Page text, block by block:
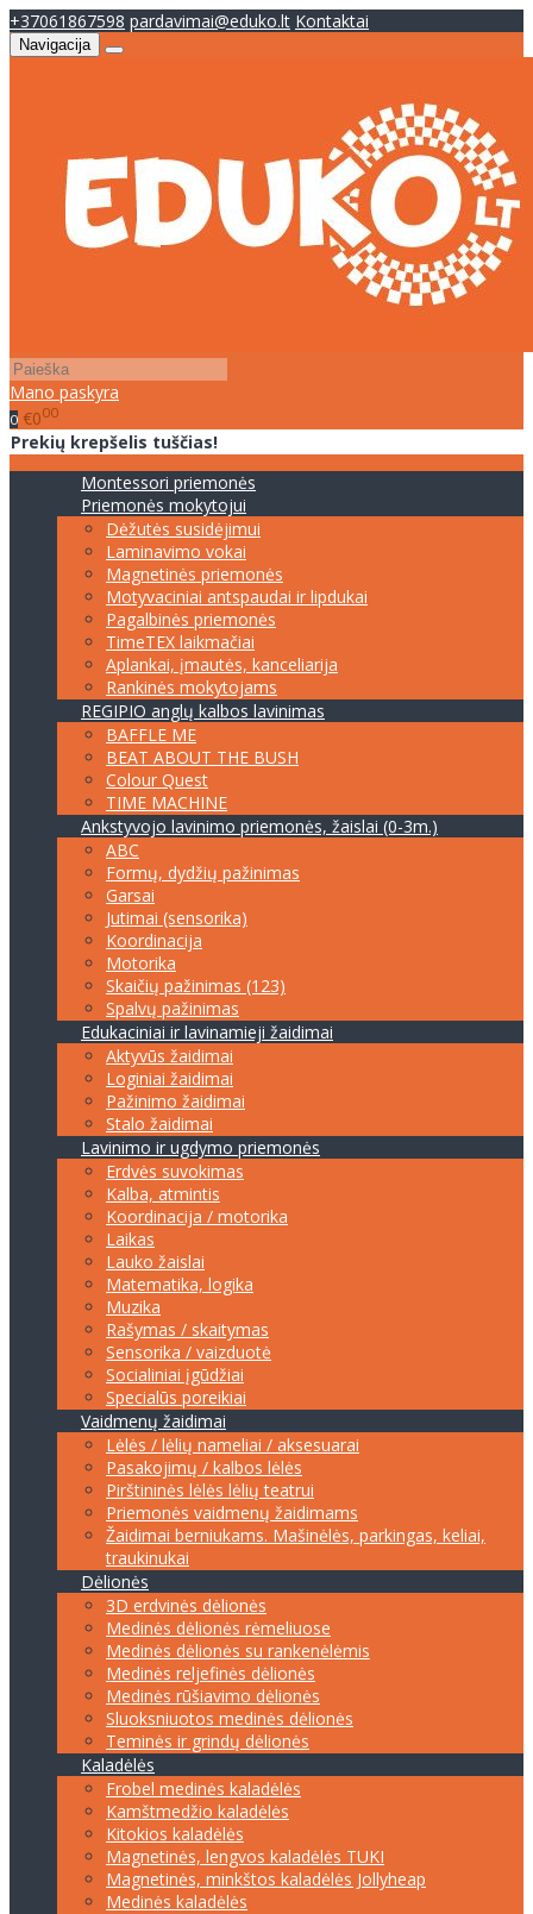
+37061867598 pardavimai@eduko.lt Kontaktai
Navigacija
Mano paskyra
0 €000
Prekių krepšelis tuščias!
Montessori priemonės
Priemonės mokytojui
Dėžutės susidėjimui
Laminavimo vokai
Magnetinės priemonės
Motyvaciniai antspaudai ir lipdukai
Pagalbinės priemonės
TimeTEX laikmačiai
Aplankai, įmautės, kanceliarija
Rankinės mokytojams
REGIPIO anglų kalbos lavinimas
BAFFLE ME
BEAT ABOUT THE BUSH
Colour Quest
TIME MACHINE
Ankstyvojo lavinimo priemonės, žaislai (0-3m.)
ABC
Formų, dydžių pažinimas
Garsai
Jutimai (sensorika)
Koordinacija
Motorika
Skaičių pažinimas (123)
Spalvų pažinimas
Edukaciniai ir lavinamieji žaidimai
Aktyvūs žaidimai
Loginiai žaidimai
Pažinimo žaidimai
Stalo žaidimai
Lavinimo ir ugdymo priemonės
Erdvės suvokimas
Kalba, atmintis
Koordinacija / motorika
Laikas
Lauko žaislai
Matematika, logika
Muzika
Rašymas / skaitymas
Sensorika / vaizduotė
Socialiniai įgūdžiai
Specialūs poreikiai
Vaidmenų žaidimai
Lėlės / lėlių nameliai / aksesuarai
Pasakojimų / kalbos lėlės
Pirštininės lėlės lėlių teatrui
Priemonės vaidmenų žaidimams
Žaidimai berniukams. Mašinėlės, parkingas, keliai,
traukinukai
Dėlionės
3D erdvinės dėlionės
Medinės dėlionės rėmeliuose
Medinės dėlionės su rankenėlėmis
Medinės reljefinės dėlionės
Medinės rūšiavimo dėlionės
Sluoksniuotos medinės dėlionės
Teminės ir grindų dėlionės
Kaladėlės
Frobel medinės kaladėlės
Kamštmedžio kaladėlės
Kitokios kaladėlės
Magnetinės, lengvos kaladėlės TUKI
Magnetinės, minkštos kaladėlės Jollyheap
Medinės kaladėlės